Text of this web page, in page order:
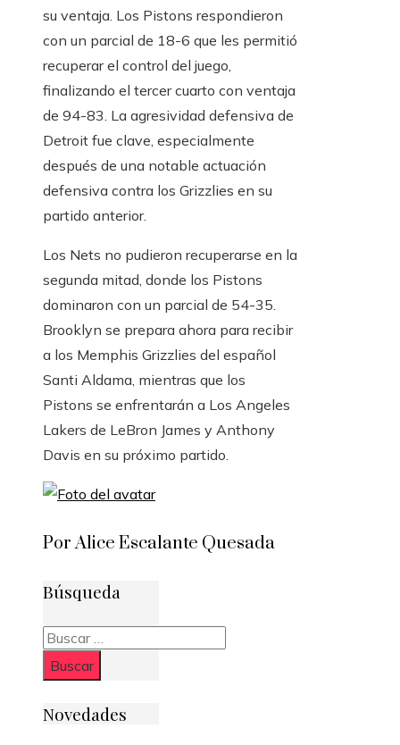
su ventaja. Los Pistons respondieron
con un parcial de 18-6 que les permitió
recuperar el control del juego,
finalizando el tercer cuarto con ventaja
de 94-83. La agresividad defensiva de
Detroit fue clave, especialmente
después de una notable actuación
defensiva contra los Grizzlies en su
partido anterior.
Los Nets no pudieron recuperarse en la
segunda mitad, donde los Pistons
dominaron con un parcial de 54-35.
Brooklyn se prepara ahora para recibir
a los Memphis Grizzlies del español
Santi Aldama, mientras que los
Pistons se enfrentarán a Los Angeles
Lakers de LeBron James y Anthony
Davis en su próximo partido.
Por Alice Escalante Quesada
Búsqueda
Buscar:
Novedades